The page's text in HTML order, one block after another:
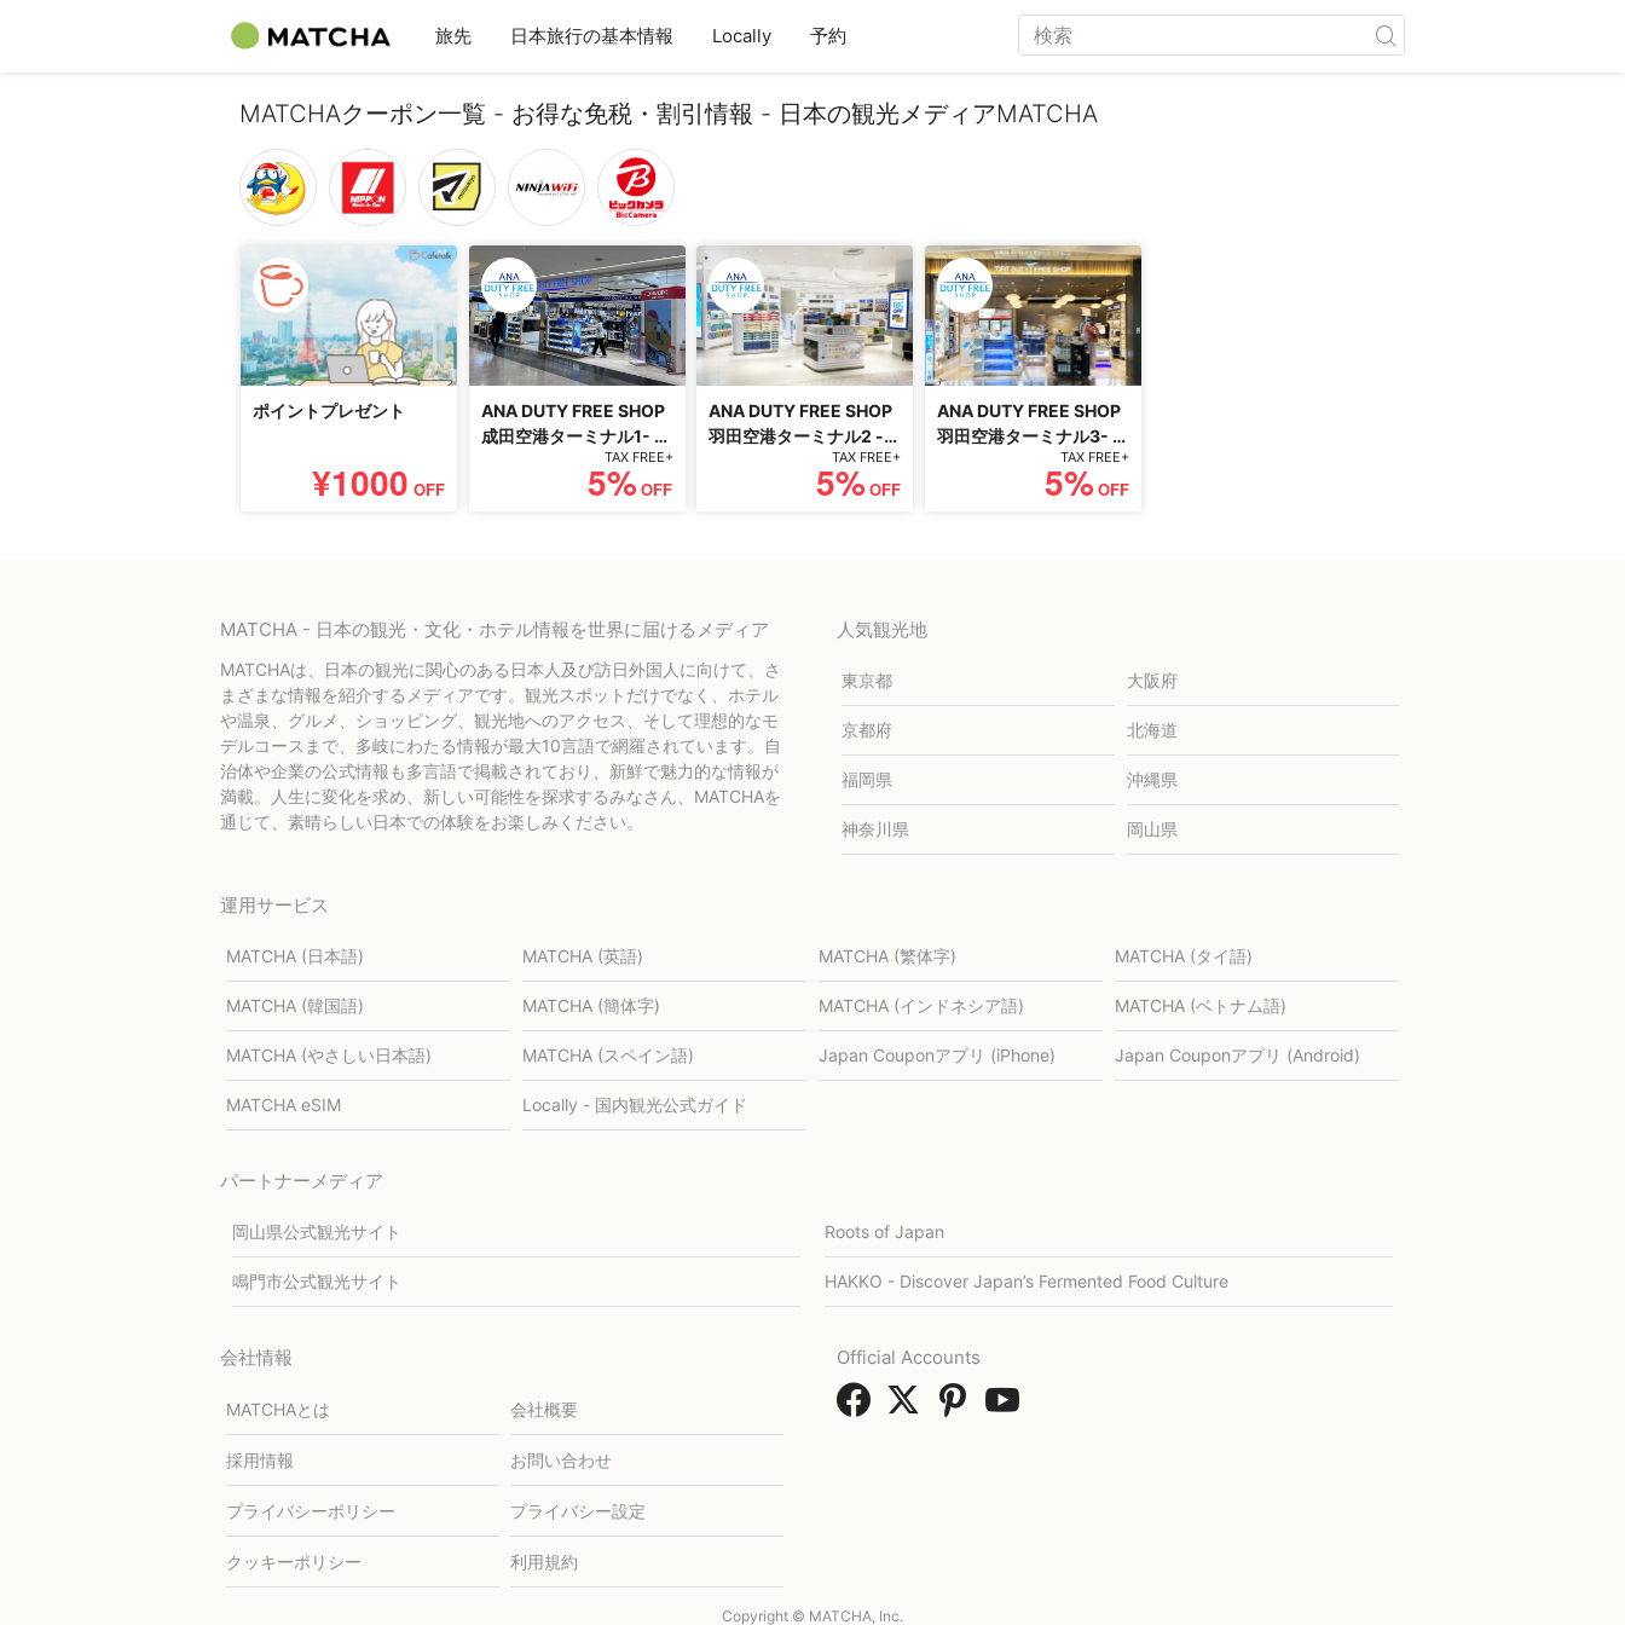
旅先 日本旅行の基本情報 Locally 予約
MATCHAクーポン一覧 - お得な免税・割引情報 - 日本の観光メディアMATCHA
ポイントプレゼント
¥1000 OFF
ANA DUTY FREE SHOP
成田空港ターミナル1- 免
税商品事前予約5% OFF
TAX FREE+
5% OFF
ANA DUTY FREE SHOP
羽田空港ターミナル2 -
免税商品事前予約5%
TAX FREE+
5% OFF
ANA DUTY FREE SHOP
羽田空港ターミナル3- 免
税商品事前予約5% OFF
TAX FREE+
5% OFF
MATCHA - 日本の観光・文化・ホテル情報を世界に届けるメディア
MATCHAは、日本の観光に関心のある日本人及び訪日外国人に向けて、さ
まざまな情報を紹介するメディアです。観光スポットだけでなく、ホテル
や温泉、グルメ、ショッピング、観光地へのアクセス、そして理想的なモ
デルコースまで、多岐にわたる情報が最大10言語で網羅されています。自
治体や企業の公式情報も多言語で掲載されており、新鮮で魅力的な情報が
満載。人生に変化を求め、新しい可能性を探求するみなさん、MATCHAを
通じて、素晴らしい日本での体験をお楽しみください。
人気観光地
東京都 大阪府
京都府 北海道
福岡県 沖縄県
神奈川県 岡山県
運用サービス
MATCHA (日本語) MATCHA (英語) MATCHA (繁体字) MATCHA (タイ語)
MATCHA (韓国語) MATCHA (簡体字) MATCHA (インドネシア語) MATCHA (ベトナム語)
MATCHA (やさしい日本語) MATCHA (スペイン語) Japan Couponアプリ (iPhone) Japan Couponアプリ (Android)
MATCHA eSIM Locally - 国内観光公式ガイド
パートナーメディア
岡山県公式観光サイト Roots of Japan
鳴門市公式観光サイト HAKKO - Discover Japan’s Fermented Food Culture
会社情報
MATCHAとは 会社概要
採用情報 お問い合わせ
プライバシーポリシー プライバシー設定
クッキーポリシー 利用規約
Official Accounts
Copyright © MATCHA, Inc.